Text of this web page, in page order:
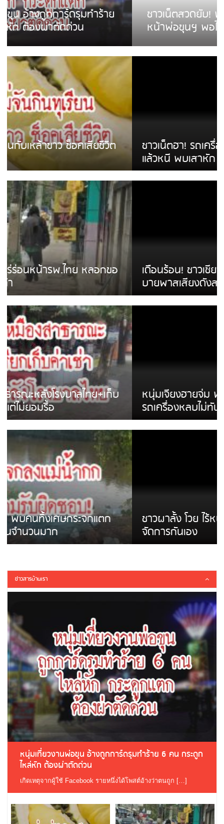
ชาวเน็ตสวดยับ! พบพม่าเร่ขายพวงมาลัย
หน้าพ่อขุนฯ พอไม่ซื้อเดินตาม
ชาวเน็ตฮา! รถเครื่องแม่สายชนป้ายร้านโลงศพ
แล้วหนี พบเสาหัก เบรคหัก หวิดได้ใช้บริการ
เดือนร้อน! ชาวเชียงรายบ่นรถ Isuzu สีขาวซิ่ง
บายพาสเสียงดังสร้างความรำคาญ
หนุ่มเจียงฮายจ่ม พบถังน้ำดื่มตกกลางถนน
รถเครื่องหลบไม่ทันล้มบาดเจ็บ
ชาวผาลั้ง โวย ไร้หน่วยงานดูแล ดินสไลด์ ต้อง
จัดการกันเอง
ข่าวสารบ้านเรา
หนุ่มเที่ยวงานพ่อขุน อ้างถูกการ์ดรุมทำร้าย 6 คน กระดูก
ไหล่หัก ต้องผ่าตัดด่วน
เกิดเหตุจากผู้ใช้ Facebook รายหนึ่งได้โพสต์อ้างว่าตนถูก […]